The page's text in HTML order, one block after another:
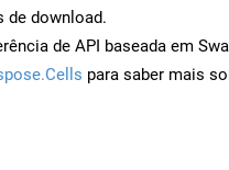
de download.
de API baseada em
para saber mais